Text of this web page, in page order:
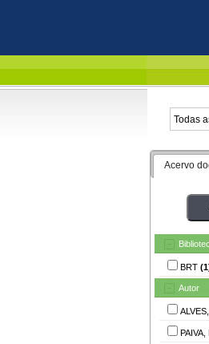
Acervo
BRT
Autor
PAIVA,